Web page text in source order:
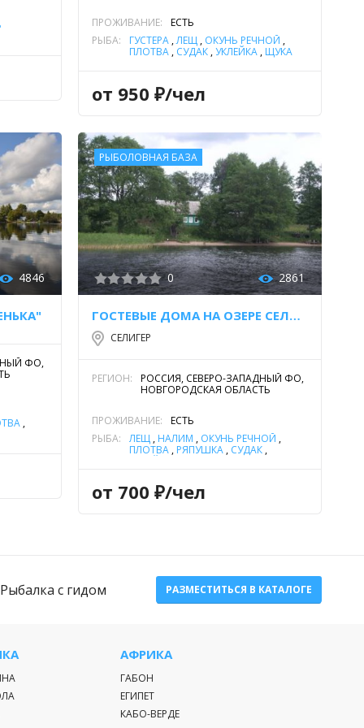
ПРОЖИВАНИЕ:
ЕСТЬ
РЫБА:
ГУСТЕРА,ЛЕЩ, ОКУНЬ РЕЧНОЙ ,
ПЛОТВА, СУДАК,УКЛЕЙКА, ЩУКА
от 950 ₽/чел
4846
ФО,
,
РЫБОЛОВНАЯ БАЗА
0 2861
ГОСТЕВЫЕ ДОМА НА ОЗЕРЕ СЕЛИГЕР
СЕЛИГЕР
РЕГИОН:
РОССИЯ, СЕВЕРО-ЗАПАДНЫЙ ФО,
НОВГОРОДСКАЯ ОБЛАСТЬ
ПРОЖИВАНИЕ:
ЕСТЬ
РЫБА:
ЛЕЩ, НАЛИМ , ОКУНЬ РЕЧНОЙ ,
ПЛОТВА, РЯПУШКА, СУДАК,
от 700 ₽/чел
Рыбалка с гидом РАЗМЕСТИТЬСЯ В КАТАЛОГЕ
АФРИКА
ГАБОН
ЕГИПЕТ
КАБО-ВЕРДЕ